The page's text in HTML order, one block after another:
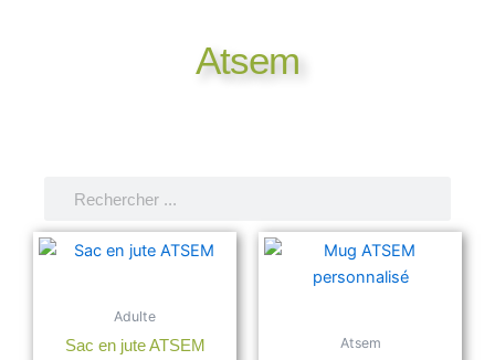
Atsem
Rechercher
Adulte
Sac en jute ATSEM Atsem